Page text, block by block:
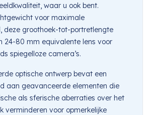
waar u ook bent.
voor maximale
deze groothoek-tot-portretlengte
24-80 mm equivalente lens voor
spiegelloze camera’s.
optische ontwerp bevat een
aan geavanceerde elementen die
als sferische aberraties over het
verminderen voor opmerkelijke